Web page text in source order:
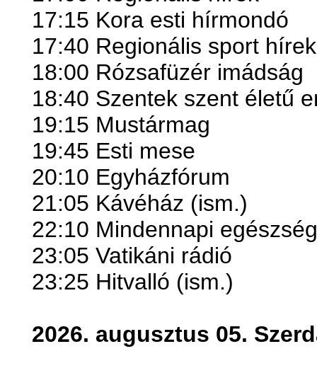
17:15 Kora esti hírmondó
17:40 Regionális sport hírek
18:00 Rózsafüzér imádság
18:40 Szentek szent életű
19:15 Mustármag
19:45 Esti mese
20:10 Egyházfórum
21:05 Kávéház (ism.)
22:10 Mindennapi
23:05 Vatikáni rádió
23:25 Hitvalló (ism.)
2026. augusztus 05.